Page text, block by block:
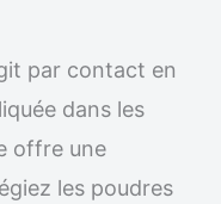
par contact en
dans les
offre une
les poudres